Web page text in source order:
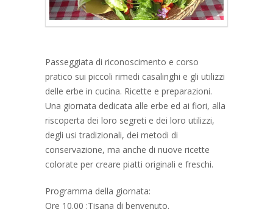
Passeggiata di riconoscimento e corso
pratico sui piccoli rimedi casalinghi e gli utilizzi
delle erbe in cucina. Ricette e preparazioni.
Una giornata dedicata alle erbe ed ai fiori, alla
riscoperta dei loro segreti e dei loro utilizzi,
degli usi tradizionali, dei metodi di
conservazione, ma anche di nuove ricette
colorate per creare piatti originali e freschi.
Programma della giornata:
Ore 10.00 :Tisana di benvenuto.